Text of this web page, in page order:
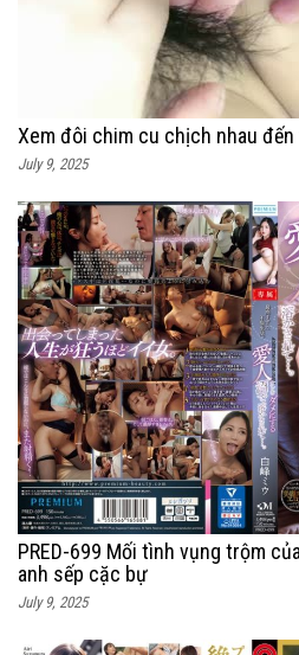
Xem đôi chim cu chịch nhau
July 9, 2025
PRED-699 Mối tình vụng trộm
anh sếp cặc bự
July 9, 2025